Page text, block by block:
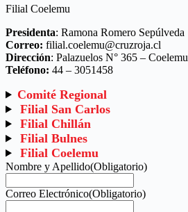
Filial Coelemu
Presidenta: Ramona Romero Sepúlveda
Correo: filial.coelemu@cruzroja.cl
Dirección: Palazuelos N° 365 – Coelemu
Teléfono: 44 – 3051458
Comité Regional
Filial San Carlos
Filial Chillán
Filial Bulnes
Filial Coelemu
Nombre y Apellido(Obligatorio)
Correo Electrónico(Obligatorio)